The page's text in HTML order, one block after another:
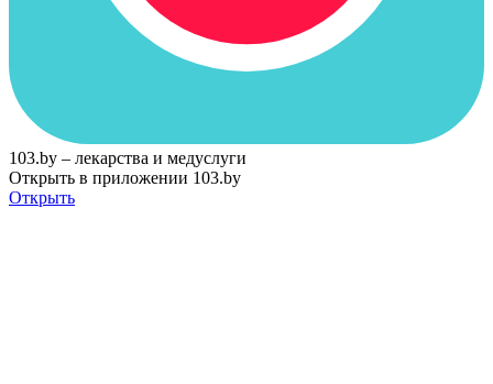
103.by – лекарства и медуслуги
Открыть в приложении 103.by
Открыть